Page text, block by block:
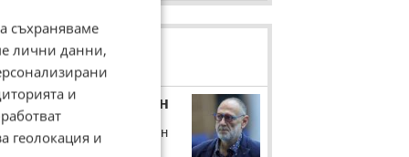
ЛОВЦИ НА БИСЕРИ
Любен Дилов – син
Интелектуалецът Любен
Дилов - син с коментар
съхраняваме
лични данни,
и
геолокация и